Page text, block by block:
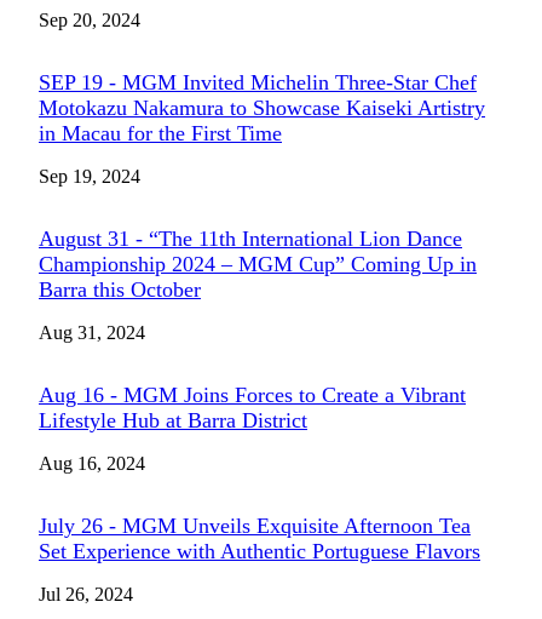
Sep 20, 2024
SEP 19 - MGM Invited Michelin Three-Star Chef
Motokazu Nakamura to Showcase Kaiseki Artistry
in Macau for the First Time
Sep 19, 2024
August 31 - “The 11th International Lion Dance
Championship 2024 – MGM Cup” Coming Up in
Barra this October
Aug 31, 2024
Aug 16 - MGM Joins Forces to Create a Vibrant
Lifestyle Hub at Barra District
Aug 16, 2024
July 26 - MGM Unveils Exquisite Afternoon Tea
Set Experience with Authentic Portuguese Flavors
Jul 26, 2024